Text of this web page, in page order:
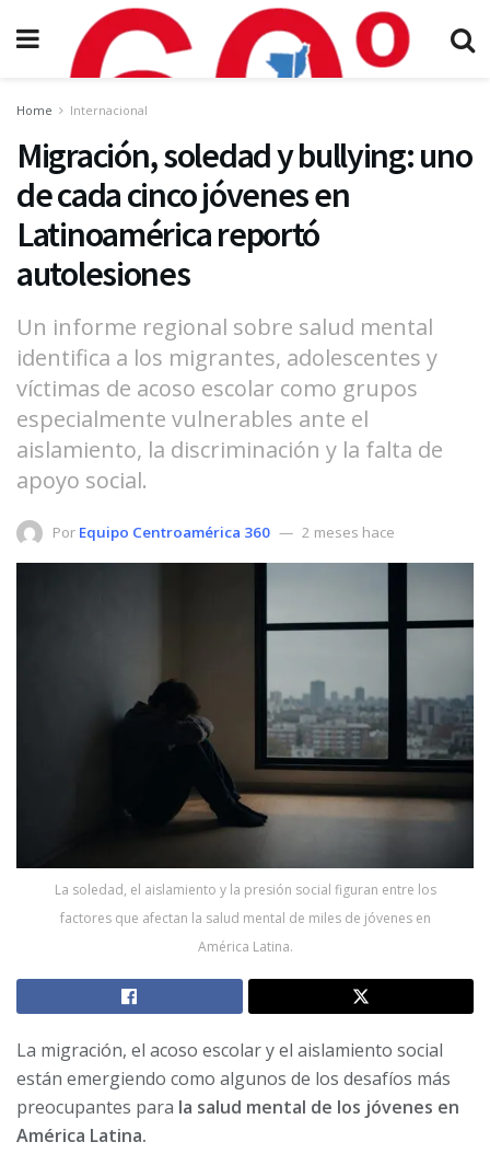
Home Internacional
Migración, soledad y bullying: uno
de cada cinco jóvenes en
Latinoamérica reportó
autolesiones
Un informe regional sobre salud mental
identifica a los migrantes, adolescentes y
víctimas de acoso escolar como grupos
especialmente vulnerables ante el
aislamiento, la discriminación y la falta de
apoyo social.
Por Equipo Centroamérica 360 2 meses hace
La soledad, el aislamiento y la presión social figuran entre los
factores que afectan la salud mental de miles de jóvenes en
América Latina.
La migración, el acoso escolar y el aislamiento social
están emergiendo como algunos de los desafíos más
preocupantes para la salud mental de los jóvenes en
América Latina.